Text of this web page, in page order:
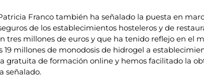
Franco también ha señalado la puesta en
de los establecimientos hosteleros y de
tres millones de euros y que ha tenido reflejo en el
19 millones de monodosis de hidrogel a
gratuita de formación online y hemos facilitado la
señalado.